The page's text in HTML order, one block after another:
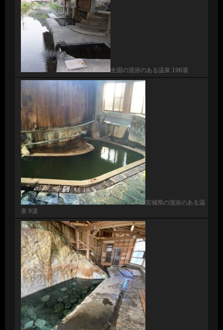
全国の混浴のある温泉 196湯
宮城県の混浴のある温
泉 9湯